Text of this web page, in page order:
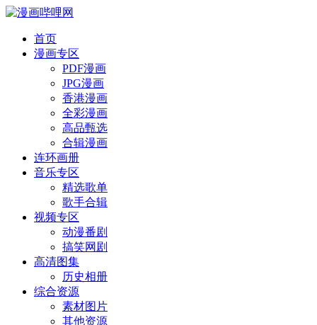
首页
漫画专区
PDF漫画
JPG漫画
香港漫画
全彩漫画
高品甄选
合辑漫画
连环画册
音乐专区
精选歌单
歌手合辑
视频专区
动漫番剧
搞笑网剧
高清图集
历史相册
综合资源
素材图片
其他资源